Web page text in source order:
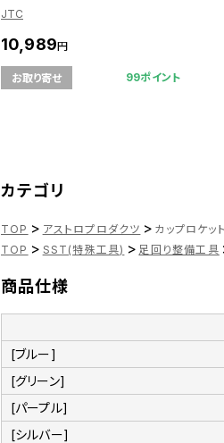
JTC
10,989円
お取り寄せ 99ポイント
カテゴリ
TOP > アストロプロダクツ > カップロケッ
TOP > SST(特殊工具) > 足回り整備工具
商品仕様
[ブルー]
[グリーン]
[パープル]
[シルバー]